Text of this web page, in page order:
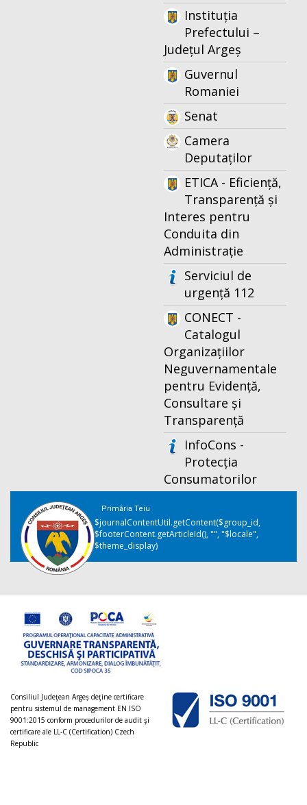
Instituția
Prefectului –
Județul Argeș
Guvernul
Romaniei
Senat
Camera
Deputaților
ETICA - Eficiență,
Transparență și
Interes pentru
Conduita din
Administrație
Serviciul de
urgență 112
CONECT -
Catalogul
Organizațiilor
Neguvernamentale
pentru Evidență,
Consultare și
Transparență
InfoCons -
Protecția
Consumatorilor
Primăria Teiu
$journalContentUtil.getContent($group_id,
$footerContent.getArticleId(), "", "$locale",
$theme_display)
Consiliul Judeţean Argeș deţine certificare
pentru sistemul de management EN ISO
9001:2015 conform procedurilor de audit şi
certificare ale LL-C (Certification) Czech
Republic